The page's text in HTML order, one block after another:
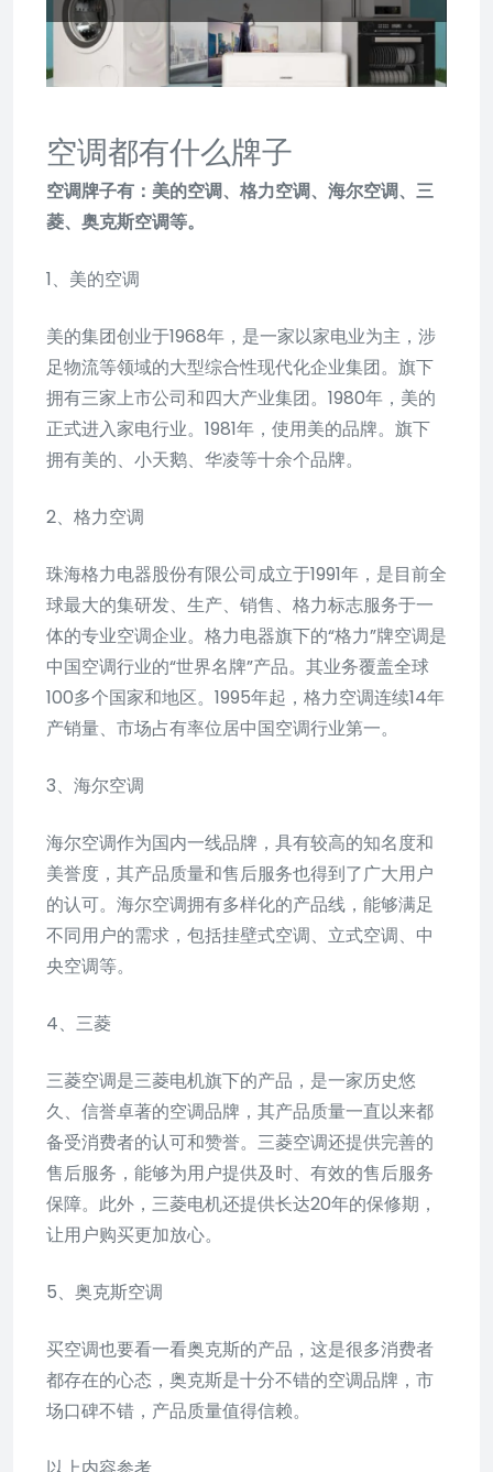
空调都有什么牌子
空调牌子有：美的空调、格力空调、海尔空调、三
菱、奥克斯空调等。
1、美的空调
美的集团创业于1968年，是一家以家电业为主，涉
足物流等领域的大型综合性现代化企业集团。旗下
拥有三家上市公司和四大产业集团。1980年，美的
正式进入家电行业。1981年，使用美的品牌。旗下
拥有美的、小天鹅、华凌等十余个品牌。
2、格力空调
珠海格力电器股份有限公司成立于1991年，是目前全
球最大的集研发、生产、销售、格力标志服务于一
体的专业空调企业。格力电器旗下的“格力”牌空调是
中国空调行业的“世界名牌”产品。其业务覆盖全球
100多个国家和地区。1995年起，格力空调连续14年
产销量、市场占有率位居中国空调行业第一。
3、海尔空调
海尔空调作为国内一线品牌，具有较高的知名度和
美誉度，其产品质量和售后服务也得到了广大用户
的认可。海尔空调拥有多样化的产品线，能够满足
不同用户的需求，包括挂壁式空调、立式空调、中
央空调等。
4、三菱
三菱空调是三菱电机旗下的产品，是一家历史悠
久、信誉卓著的空调品牌，其产品质量一直以来都
备受消费者的认可和赞誉。三菱空调还提供完善的
售后服务，能够为用户提供及时、有效的售后服务
保障。此外，三菱电机还提供长达20年的保修期，
让用户购买更加放心。
5、奥克斯空调
买空调也要看一看奥克斯的产品，这是很多消费者
都存在的心态，奥克斯是十分不错的空调品牌，市
场口碑不错，产品质量值得信赖。